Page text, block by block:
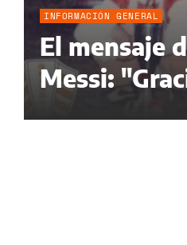
INFORMACIÓN GENERAL
El mensaje
Messi: